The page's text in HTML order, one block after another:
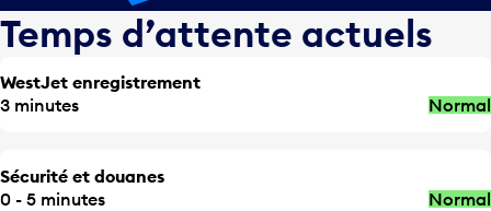
Temps d’attente actuels
WestJet enregistrement
3 minutes
Normal
Sécurité et douanes
0 - 5 minutes
Normal